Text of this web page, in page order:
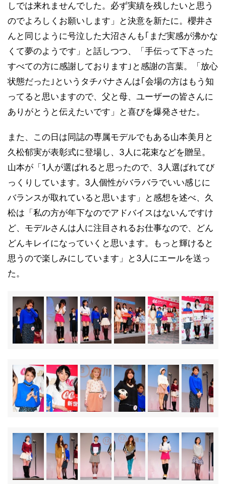
しでは来れませんでした。必ず実績を残したいと思う
のでよろしくお願いします」と決意を新たに。櫻井さ
んと同じように号泣した大沼さんも｢まだ実感が沸かな
くて夢のようです」と話しつつ、「手伝って下さった
すべての方に感謝しております｣と感謝の言葉。「放心
状態だった｣というタチバナさんは｢会場の方はもう知
ってると思いますので、父と母、ユーザーの皆さんに
ありがとうと伝えたいです」と喜びを爆発させた。
また、この日は同誌の専属モデルでもある山本美月と
久松郁実が表彰式に登場し、3人に花束などを贈呈。
山本が「1人が選ばれると思ったので、3人選ばれてび
っくりしています。3人個性がバラバラでいい感じに
バランスが取れていると思います」と感想を述べ、久
松は「私の方が年下なのでアドバイスはないんですけ
ど、モデルさんは人に注目されるお仕事なので、どん
どんキレイになっていくと思います。もっと輝けると
思うので楽しみにしています」と3人にエールを送っ
た。